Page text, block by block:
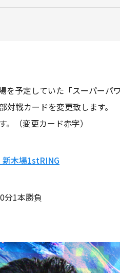
を予定していた「スーパー
戦カードを変更致します。
（変更カード赤字）
木場1stRING
1本勝負